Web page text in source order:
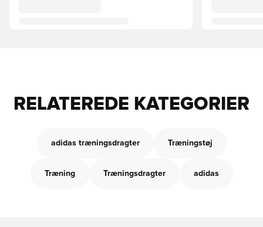
RELATEREDE KATEGORIER
adidas træningsdragter Træningstøj
Træning Træningsdragter adidas